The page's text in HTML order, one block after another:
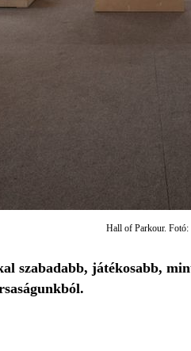
Hall of Parkour.
szabadabb, játékosabb,